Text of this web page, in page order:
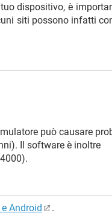
dispositivo, è
siti possono infatti
può causare
Il software è inoltre
Android .